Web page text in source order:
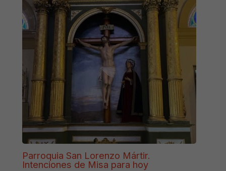
Parroquia San Lorenzo Mártir.
Intenciones de Misa para hoy